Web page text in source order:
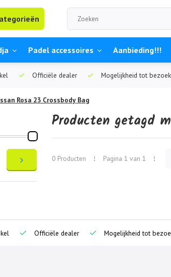
Padel accessoires Aanbieding!!!
Officiële dealer Mogelijkheid tot
Rosa 23 Crossbody Bag
Producten getagd
0 Producten Pagina 1 van 1
Officiële dealer Mogelijkheid tot